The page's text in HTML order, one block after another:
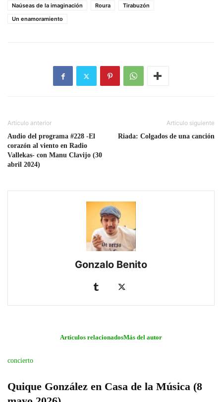
Naúseas de la imaginación
Roura
Tirabuzón
Un enamoramiento
Artículo anterior
Audio del programa #228 -El
corazón al viento en Radio
Vallekas- con Manu Clavijo (30
abril 2024)
Artículo siguiente
Riada: Colgados de una canción
Gonzalo Benito
Artículos relacionadosMás del autor
concierto
Quique González en Casa de la Música (8